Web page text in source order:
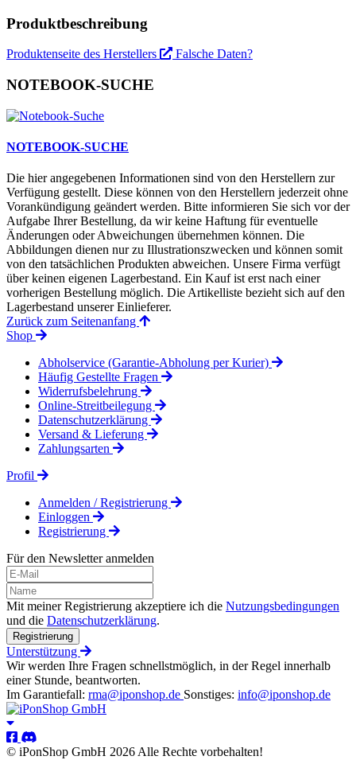
Produktbeschreibung
Produktenseite des Herstellers Falsche Daten?
NOTEBOOK-SUCHE
NOTEBOOK-SUCHE
Die hier angegebenen Informationen sind von den Herstellern zur
Verfügung gestellt. Diese können von den Herstellern jederzeit ohne
Vorankündigung geändert werden. Bitte informieren Sie sich vor der
Aufgabe Ihrer Bestellung, da wir keine Haftung für eventuelle
Änderungen oder Abweichungen übernehmen können. Die
Abbildungen dienen nur zu Illustrationszwecken und können somit
von den tatsächlichen Produkten abweichen. Unsere Firma verfügt
über keinen eigenen Lagerbestand. Ein Kauf ist erst nach einer
vorherigen Bestellung möglich. Die Artikelliste bezieht sich auf den
Lagerbestand unserer Einlieferer.
Zurück zum Seitenanfang
Shop
Abholservice (Garantie-Abholung per Kurier)
Häufig Gestellte Fragen
Widerrufsbelehrung
Online-Streitbeilegung
Datenschutzerklärung
Versand & Lieferung
Zahlungsarten
Profil
Anmelden / Registrierung
Einloggen
Registrierung
Für den Newsletter anmelden
Mit meiner Registrierung akzeptiere ich die Nutzungsbedingungen
und die Datenschutzerklärung.
Registrierung
Unterstützung
Wir werden Ihre Fragen schnellstmöglich, in der Regel innerhalb
einer Stunde, beantworten.
Im Garantiefall: rma@iponshop.de Sonstiges: info@iponshop.de
© iPonShop GmbH 2026 Alle Rechte vorbehalten!